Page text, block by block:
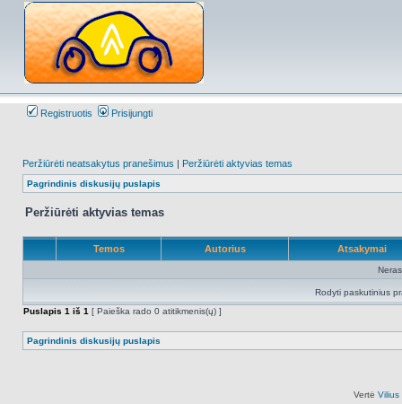
Registruotis Prisijungti
Peržiūrėti neatsakytus pranešimus | Peržiūrėti aktyvias temas
Pagrindinis diskusijų puslapis
Peržiūrėti aktyvias temas
Temos Autorius Atsakymai
Rodyti paskutinius
Puslapis 1 iš 1 [ Paieška rado 0 atitikmenis(ų) ]
Pagrindinis diskusijų puslapis
Vertė Vilius